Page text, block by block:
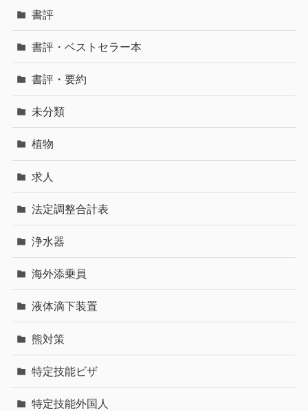
書評
書評・ベストセラー本
書評・要約
未分類
植物
求人
法定調整合計表
浄水器
海外添乗員
液体滴下装置
熊対策
特定技能ビザ
特定技能外国人